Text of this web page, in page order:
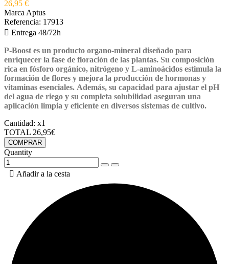
26,95 €
Marca Aptus
Referencia: 17913
 Entrega 48/72h
P-Boost es un producto organo-mineral diseñado para
enriquecer la fase de floración de las plantas. Su composición
rica en fósforo orgánico, nitrógeno y L-aminoácidos estimula la
formación de flores y mejora la producción de hormonas y
vitaminas esenciales. Además, su capacidad para ajustar el pH
del agua de riego y su completa solubilidad aseguran una
aplicación limpia y eficiente en diversos sistemas de cultivo.
Cantidad: x1
TOTAL 26,95€
COMPRAR
Quantity
 Añadir a la cesta